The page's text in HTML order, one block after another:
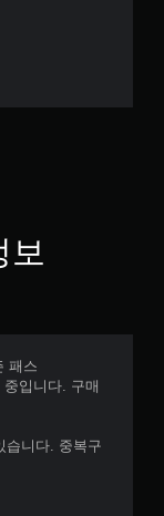
보
패스
입니다. 구매
습니다. 중복구